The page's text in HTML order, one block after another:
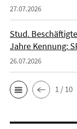
27.07.2026
Stud.
Jahre Kennung:
26.07.2026
1 / 10